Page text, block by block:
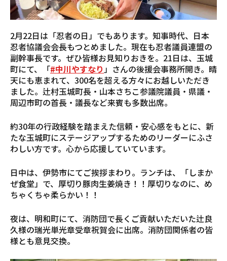
2月22日は「忍者の日」でもあります。知事時代、日本
忍者協議会会長もつとめました。現在も忍者議員連盟の
副幹事長です。ぜひ皆様お見知りおきを。21日は、玉城
町にて、「#中川やすなり 」さんの後援会事務所開き。晴
天にも恵まれて、300名を超える方々にお越しいただき
ました。辻村玉城町長・山本さちこ参議院議員・県議・
周辺市町の首長・議長など来賓も多数出席。
約30年の行政経験を踏まえた信頼・安心感をもとに、新
たな玉城町にステージアップするためのリーダーにふさ
わしい方です。心から応援していています。
日中は、伊勢市にてご挨拶まわり。ランチは、「しまか
ぜ食堂」で、厚切り豚肉生姜焼き！！厚切りなのに、め
ちゃくちゃ柔らかい！！
夜は、明和町にて、消防団で長くご貢献いただいた辻良
久様の瑞光単光章受章祝賀会に出席。消防団関係者の皆
様とも意見交換。